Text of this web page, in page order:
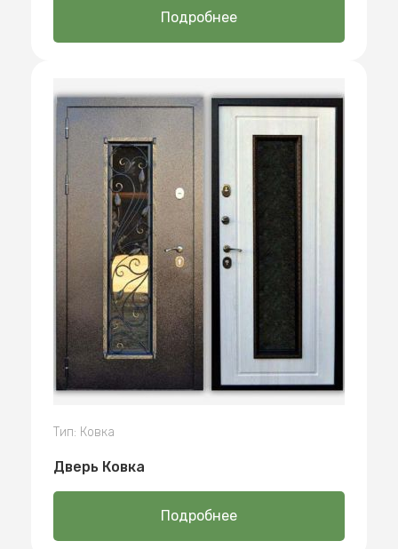
Подробнее
Тип: Ковка
Дверь Ковка
Подробнее